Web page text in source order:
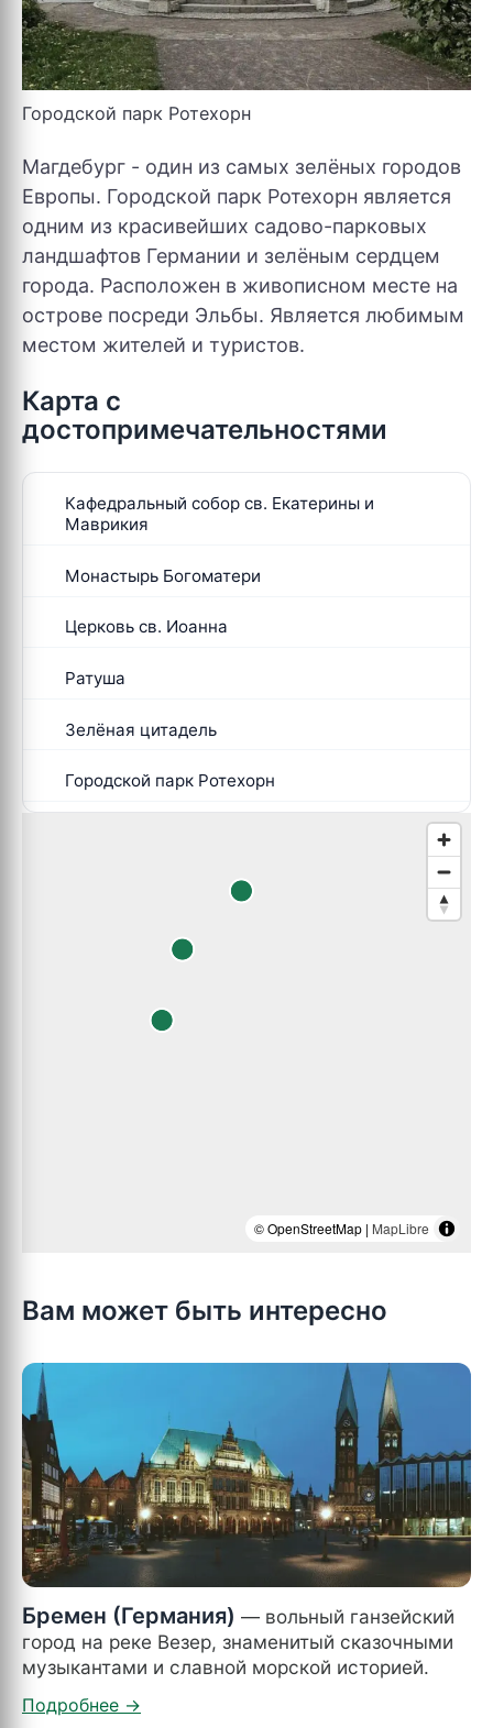
Городской парк Ротехорн
Магдебург - один из самых зелёных городов
Европы. Городской парк Ротехорн является
одним из красивейших садово-парковых
ландшафтов Германии и зелёным сердцем
города. Расположен в живописном месте на
острове посреди Эльбы. Является любимым
местом жителей и туристов.
Карта с
достопримечательностями
Кафедральный собор св. Екатерины и
Маврикия
Монастырь Богоматери
Церковь св. Иоанна
Ратуша
Зелёная цитадель
Городской парк Ротехорн
© OpenStreetMap | MapLibre
Вам может быть интересно
Бремен (Германия) — вольный ганзейский
город на реке Везер, знаменитый сказочными
музыкантами и славной морской историей.